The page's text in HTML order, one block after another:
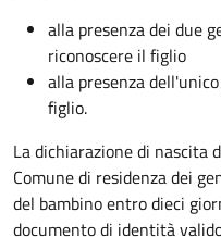
alla presenza dei due
riconoscere il figlio
alla presenza
figlio.
La dichiarazione di nascita
Comune di residenza dei
del bambino entro dieci
documento di identità